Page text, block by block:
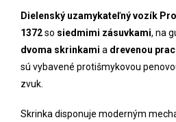
Dielenský uzamykateľný vozík
1372so siedmimi zásuvkami, na
dvoma skrinkami a drevenou
sú vybavené protišmykovou
zvuk.
Skrinka disponuje moderným